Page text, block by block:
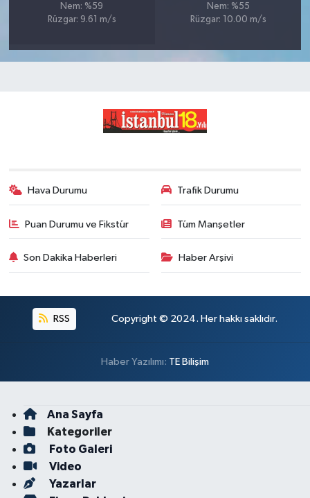
Nem: %59
Rüzgar: 9.61 m/s
Nem: %55
Rüzgar: 10.00 m/s
Hava Durumu Trafik Durumu
Puan Durumu ve Fikstür Tüm Manşetler
Son Dakika Haberleri Haber Arşivi
RSS Copyright © 2024. Her hakkı saklıdır.
Haber Yazılımı: TE Bilişim
Ana Sayfa
Kategoriler
Foto Galeri
Video
Yazarlar